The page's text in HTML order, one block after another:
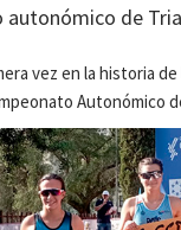
autonómico de
vez en la historia
Autonómico